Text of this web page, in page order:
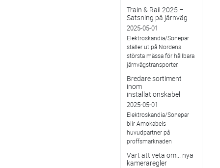
Train & Rail 2025 –
Satsning på järnväg
2025-05-01
Elektroskandia/Sonepar
ställer ut på Nordens
största mässa för hållbara
järnvägstransporter.
Bredare sortiment
inom
installationskabel
2025-05-01
Elektroskandia/Sonepar
blir Amokabels
huvudpartner på
proffsmarknaden
Värt att veta om... nya
kameraregler